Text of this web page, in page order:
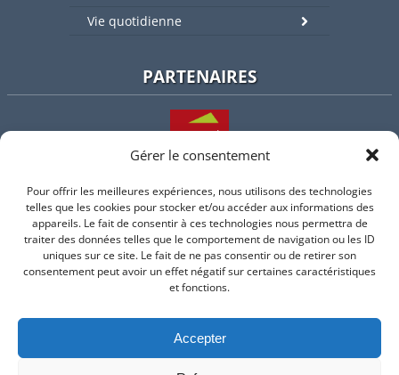
Gérer le consentement
Pour offrir les meilleures expériences, nous utilisons des technologies
telles que les cookies pour stocker et/ou accéder aux informations des
appareils. Le fait de consentir à ces technologies nous permettra de
traiter des données telles que le comportement de navigation ou les ID
uniques sur ce site. Le fait de ne pas consentir ou de retirer son
consentement peut avoir un effet négatif sur certaines caractéristiques
et fonctions.
Accepter
Vie quotidienne
PARTENAIRES
L'intercommunalité
Intramuros
Suivez-nous sur Facebook